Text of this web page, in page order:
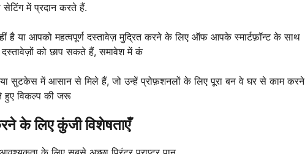
में प्रदान करते हैं.
या आपको महत्वपूर्ण दस्तावेज़ मुद्रित करने के लिए ऑफ आपके स्मार्टफ़ॉन्ट के साथ
को छाप सकते हैं, समावेश में कं
सुटकेस में आसान से मिले हैं, जो उन्हें प्रोफ़शनलों के लिए पूरा बन वे घर से काम करने
हुए विकल्प की जरू
के लिए कुंजी विशेषताएँ